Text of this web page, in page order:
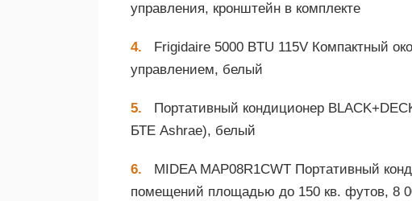
управления, кронштейн в комплекте
Frigidaire 5000 BTU 115V Компактный
управлением, белый
Портативный кондиционер
БТЕ Ashrae), белый
MIDEA MAP08R1CWT ​​Портативный
помещений площадью до 150 кв. футов, 8